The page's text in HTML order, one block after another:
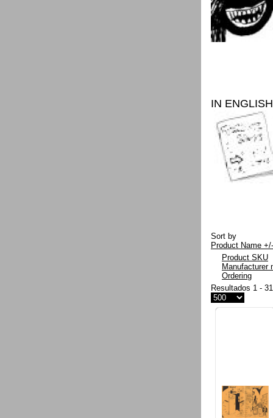
IN ENGLISH
Sort by
Product Name +/-
Product SKU
Manufacturer
Ordering
Resultados 1 -